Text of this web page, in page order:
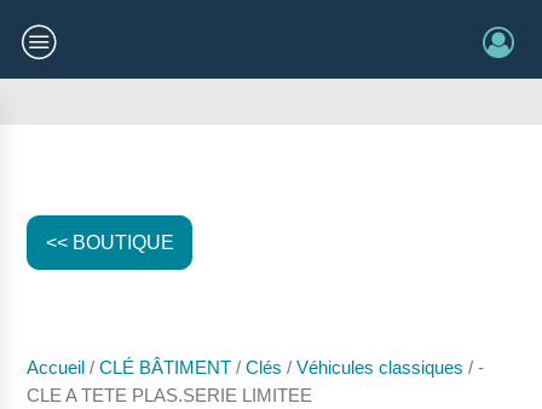
<< BOUTIQUE
Accueil /CLÉ BÂTIMENT /Clés /Véhicules classiques / -
CLE A TETE PLAS.SERIE LIMITEE